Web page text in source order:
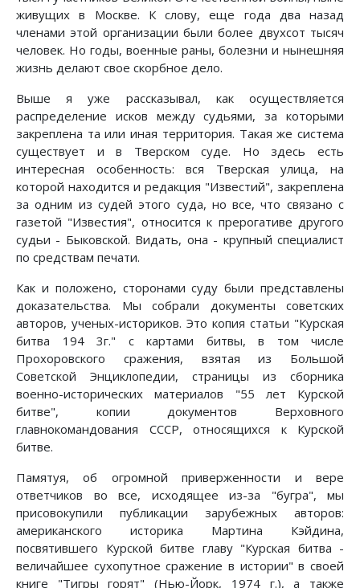
живущих в Москве. К слову, еще года два назад
членами этой организации были более двухсот тысяч
человек. Но годы, военные раны, болезни и нынешняя
жизнь делают свое скорбное дело.
Выше я уже рассказывал, как осуществляется
распределение исков между судьями, за которыми
закреплена та или иная территория. Такая же система
существует и в Тверском суде. Но здесь есть
интересная особенность: вся Тверская улица, на
которой находится и редакция "Известий", закреплена
за одним из судей этого суда, но все, что связано с
газетой "Известия", относится к прерогативе другого
судьи - Быковской. Видать, она - крупный специалист
по средствам печати.
Как и положено, сторонами суду были представлены
доказательства. Мы собрали документы советских
авторов, ученых-историков. Это копия статьи "Курская
битва 194 3г." с картами битвы, в том числе
Прохоровского сражения, взятая из Большой
Советской Энциклопедии, страницы из сборника
военно-исторических материалов "55 лет Курской
битве", копии документов Верховного
главнокомандования СССР, относящихся к Курской
битве.
Памятуя, об огромной приверженности и вере
ответчиков во все, исходящее из-за "бугра", мы
присовокупили публикации зарубежных авторов:
американского историка Мартина Кэйдина,
посвятившего Курской битве главу "Курская битва -
величайшее сухопутное сражение в истории" в своей
книге "Тигры горят" (Нью-Йорк, 1974 г.), а также